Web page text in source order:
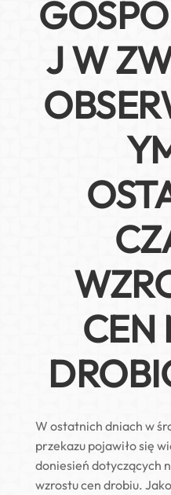
J W
CEN
W ostatnich dniach w
przekazu pojawiło się
doniesień dotyczących
wzrostu cen drobiu.